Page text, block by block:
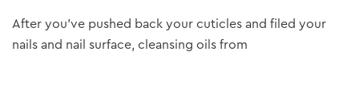
After you’ve pushed back your cuticles and filed your
nails and nail surface, cleansing oils from